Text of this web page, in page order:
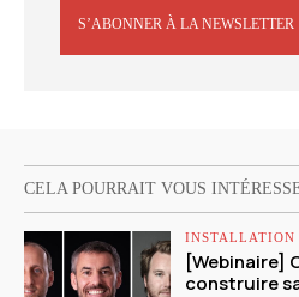
S’ABONNER À LA NEWSLETTER
CELA POURRAIT VOUS
INSTALLATION
[Webinaire]
construire